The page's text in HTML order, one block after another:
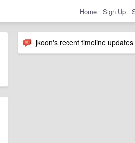
Home Sign Up
jkoon's recent timeline updates